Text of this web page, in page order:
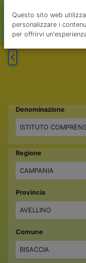
Questo sito web
personalizzare i
per offrirvi
Denominazione
ISTITUTO
Regione
CAMPANIA
Provincia
AVELLINO
Comune
BISACCIA